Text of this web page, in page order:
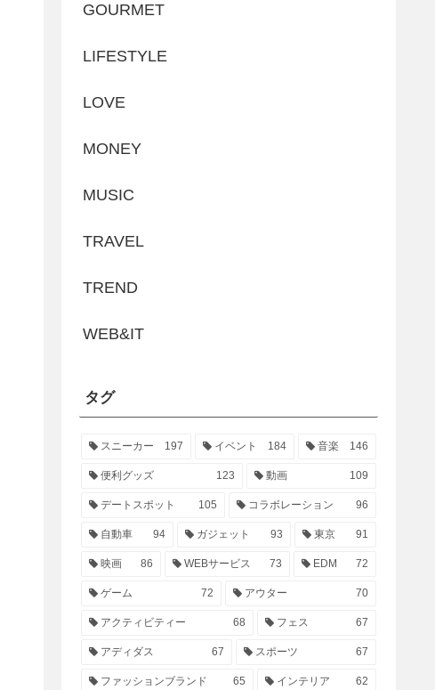
GOURMET
LIFESTYLE
LOVE
MONEY
MUSIC
TRAVEL
TREND
WEB&IT
タグ
スニーカー 197 イベント 184 音楽 146
便利グッズ 123 動画 109
デートスポット 105 コラボレーション 96
自動車 94 ガジェット 93 東京 91
映画 86 WEBサービス 73 EDM 72
ゲーム 72 アウター 70
アクティビティー 68 フェス 67
アディダス 67 スポーツ 67
ファッションブランド 65 インテリア 62